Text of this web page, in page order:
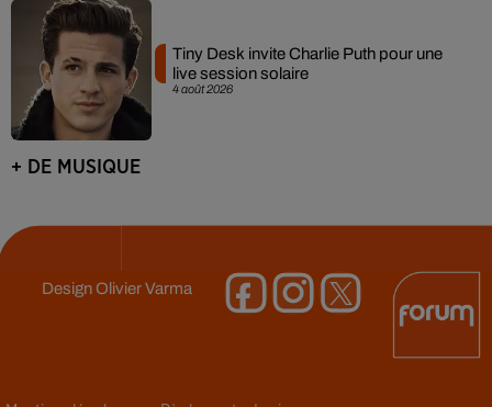
4 août 2026
Tiny Desk invite Charlie Puth pour une
live session solaire
+ DE MUSIQUE
DesignOlivier Varma